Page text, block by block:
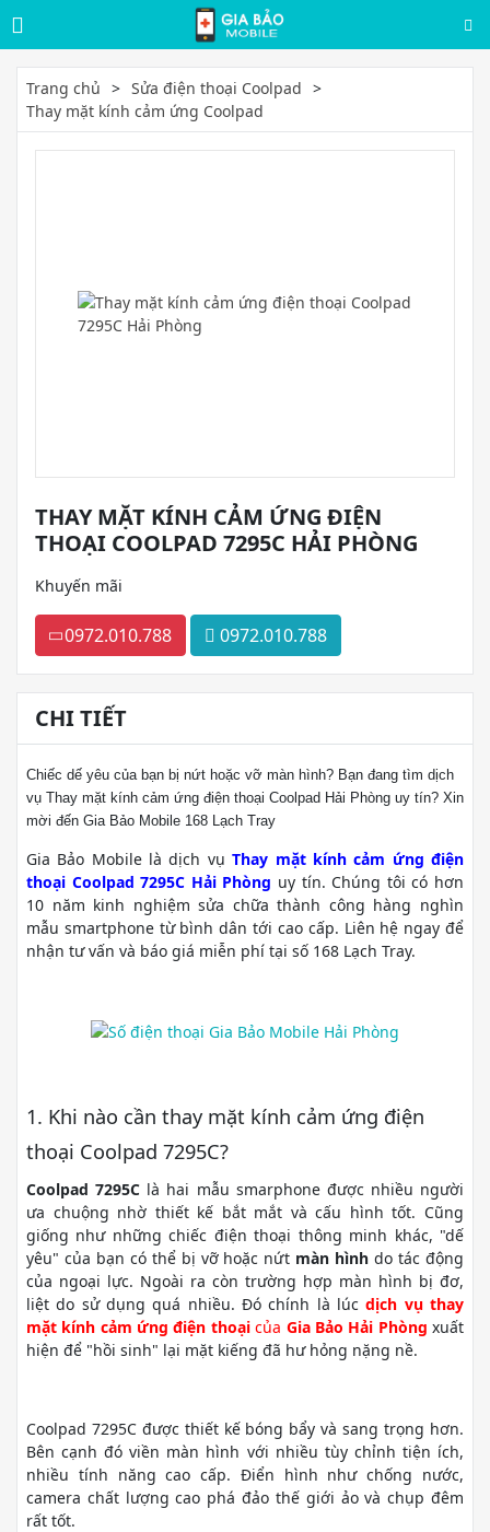
Trang chủ
Sửa điện thoại Coolpad
Thay mặt kính cảm ứng Coolpad
THAY MẶT KÍNH CẢM ỨNG ĐIỆN
THOẠI COOLPAD 7295C HẢI PHÒNG
Khuyến mãi
0972.010.788 0972.010.788
CHI TIẾT
Chiếc dế yêu của bạn bị nứt hoặc vỡ màn hình? Bạn đang tìm dịch
vụ Thay mặt kính cảm ứng điện thoại Coolpad Hải Phòng uy tín? Xin
mời đến Gia Bảo Mobile 168 Lạch Tray
Gia Bảo Mobile là dịch vụThay mặt kính cảm ứng điện
thoại Coolpad 7295C Hải Phòng uy tín. Chúng tôi có hơn
10 năm kinh nghiệm sửa chữa thành công hàng nghìn
mẫu smartphone từ bình dân tới cao cấp. Liên hệ ngay để
nhận tư vấn và báo giá miễn phí tại số 168 Lạch Tray.
1. Khi nào cần thay mặt kính cảm ứng điện
thoại Coolpad 7295C?
Coolpad 7295C là hai mẫu smarphone được nhiều người
ưa chuộng nhờ thiết kế bắt mắt và cấu hình tốt. Cũng
giống như những chiếc điện thoại thông minh khác, "dế
yêu" của bạn có thể bị vỡ hoặc nứt màn hình do tác động
của ngoại lực. Ngoài ra còn trường hợp màn hình bị đơ,
liệt do sử dụng quá nhiều. Đó chính là lúcdịch vụ thay
mặt kính cảm ứng điện thoạicủa Gia Bảo Hải Phòng xuất
hiện để "hồi sinh" lại mặt kiếng đã hư hỏng nặng nề.
Coolpad 7295C được thiết kế bóng bẩy và sang trọng hơn.
Bên cạnh đó viền màn hình với nhiều tùy chỉnh tiện ích,
nhiều tính năng cao cấp. Điển hình như chống nước,
camera chất lượng cao phá đảo thế giới ảo và chụp đêm
rất tốt.